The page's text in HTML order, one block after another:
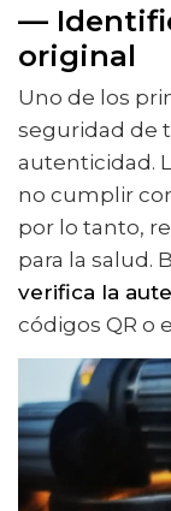
—
original
Uno de los
seguridad de
autenticidad.
no cumplir
por lo tanto,
para la salud.
verifica la
códigos QR o